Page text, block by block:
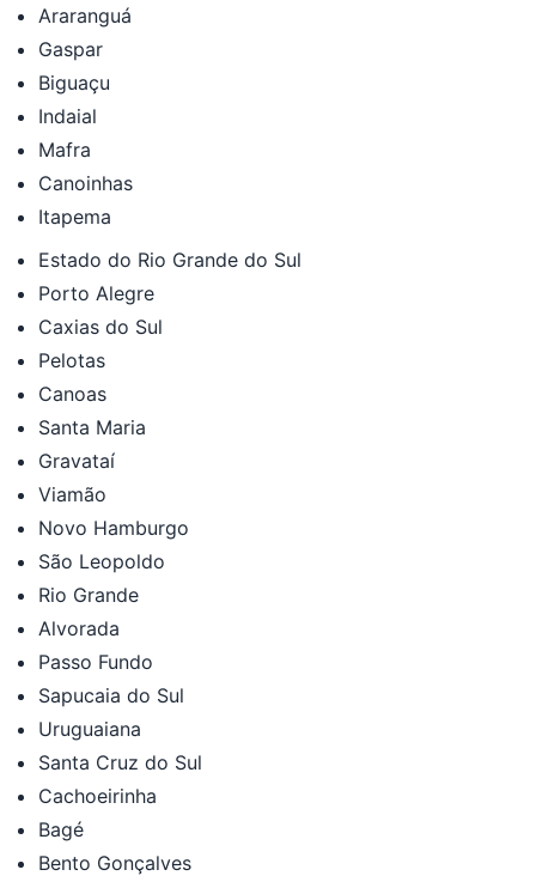
Araranguá
Gaspar
Biguaçu
Indaial
Mafra
Canoinhas
Itapema
Estado do Rio Grande do Sul
Porto Alegre
Caxias do Sul
Pelotas
Canoas
Santa Maria
Gravataí
Viamão
Novo Hamburgo
São Leopoldo
Rio Grande
Alvorada
Passo Fundo
Sapucaia do Sul
Uruguaiana
Santa Cruz do Sul
Cachoeirinha
Bagé
Bento Gonçalves